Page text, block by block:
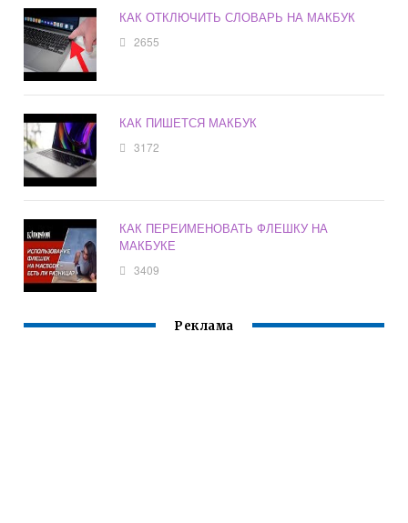
КАК ОТКЛЮЧИТЬ СЛОВАРЬ НА МАКБУК
2655
КАК ПИШЕТСЯ МАКБУК
3172
КАК ПЕРЕИМЕНОВАТЬ ФЛЕШКУ НА
МАКБУКЕ
3409
Реклама